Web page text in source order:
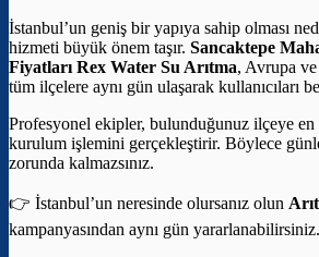
İstanbul’un geniş bir yapıya sahip olması
hizmeti büyük önem taşır. Sancaktepe
Fiyatları Rex Water Su Arıtma, Avrupa
tüm ilçelere aynı gün ulaşarak kullanıcıları
Profesyonel ekipler, bulunduğunuz ilçeye en
kurulum işlemini gerçekleştirir. Böylece
zorunda kalmazsınız.
👉 İstanbul’un neresinde olursanız olun
kampanyasından aynı gün yararlanabilirsiniz.